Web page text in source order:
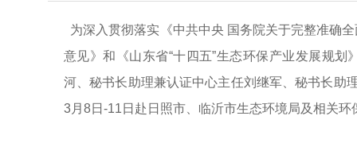
为深入贯彻落实《中共中央 国务院关于完整准确
意见》和《山东省“十四五”生态环保产业发展规
河、秘书长助理兼认证中心主任刘继军、秘书长助
3月8日-11日赴日照市、临沂市生态环境局及相关环